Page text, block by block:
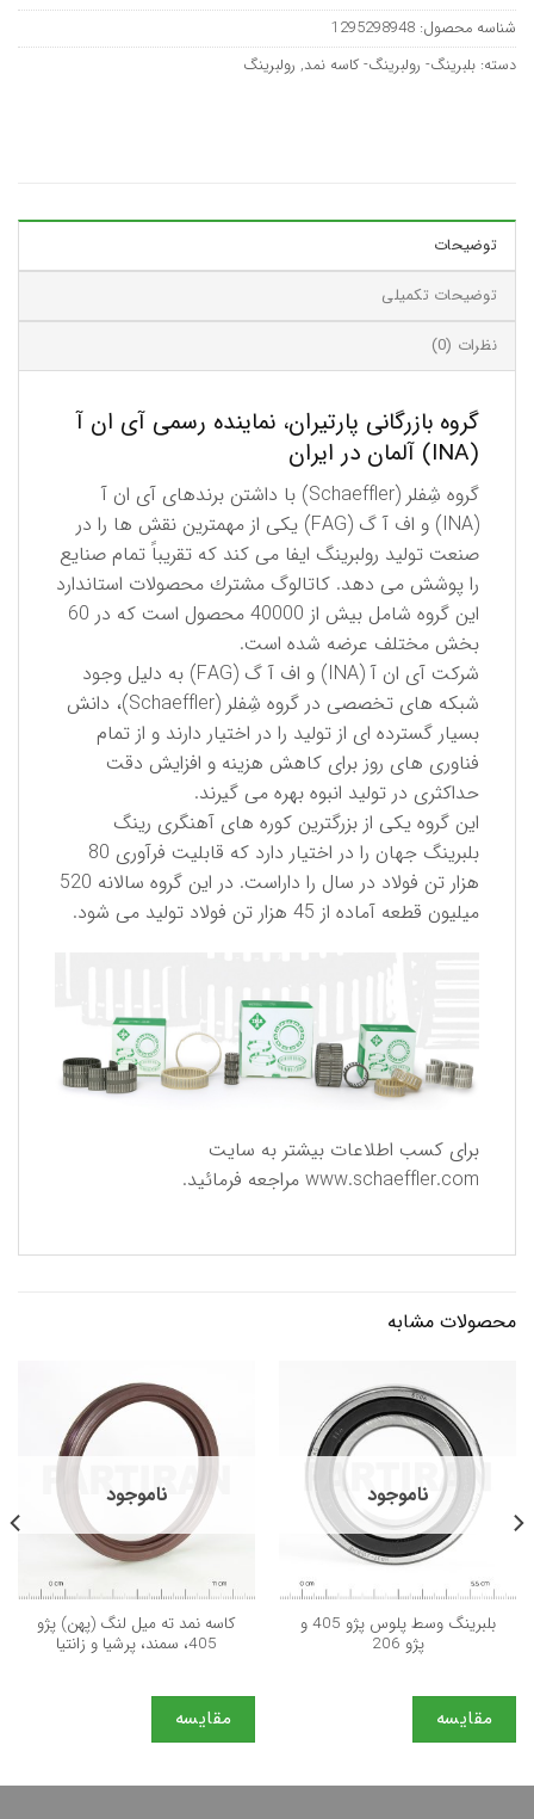
شناسه محصول: 1295298948
دسته: بلبرینگ- رولبرینگ- کاسه نمد, رولبرینگ
توضیحات
توضیحات تکمیلی
نظرات (0)
گروه بازرگانی پارتیران، نماینده رسمی آی ان آ
(INA) آلمان در ایران
گروه شِفلر (Schaeffler) با داشتن برندهای آی ان آ
(INA) و اف آ گ (FAG) یكی از مهمترین نقش ها را در
صنعت تولید رولبرینگ ایفا می کند كه تقریباً تمام صنایع
را پوشش می دهد. كاتالوگ مشترك محصولات استاندارد
این گروه شامل بیش از 40000 محصول است كه در 60
بخش مختلف عرضه شده است.
شركت آی ان آ (INA) و اف آ گ (FAG) به دلیل وجود
شبكه های تخصصی در گروه شِفلر (Schaeffler)، دانش
بسیار گسترده ای از تولید را در اختیار دارند و از تمام
فناوری های روز برای كاهش هزینه و افزایش دقت
حداكثری در تولید انبوه بهره می گیرند.
این گروه یكی از بزرگترین كوره های آهنگری رینگ
بلبرینگ جهان را در اختیار دارد كه قابلیت فرآوری 80
هزار تن فولاد در سال را داراست. در این گروه سالانه 520
میلیون قطعه آماده از 45 هزار تن فولاد تولید می شود.
برای كسب اطلاعات بیشتر به سایت
www.schaeffler.com مراجعه فرمائید.
محصولات مشابه
ناموجود
بلبرینگ وسط پلوس پژو 405 و
پژو 206
مقایسه
ناموجود
كاسه نمد ته ميل لنگ (پهن) پژو
405، سمند، پرشيا و زانتيا
مقایسه